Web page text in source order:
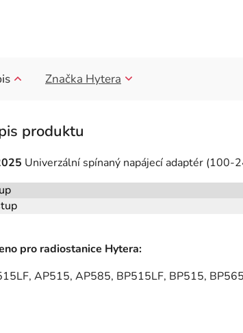
Značka Hytera
Univerzální spínaný napájecí adaptér (100-
pro radiostanice Hytera:
AP515, AP585, BP515LF, BP515,